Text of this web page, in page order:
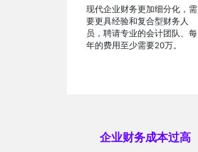
现代企业财务更加细分化，需
要更具经验和复合型财务人
员，聘请专业的会计团队、每
年的费用至少需要20万。
企业财务成本过高